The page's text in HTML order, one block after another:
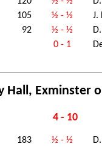
105 ½ - ½
J.
92 ½ - ½
0 - 1
Hall, Exminster
4 - 10
183 ½ - ½